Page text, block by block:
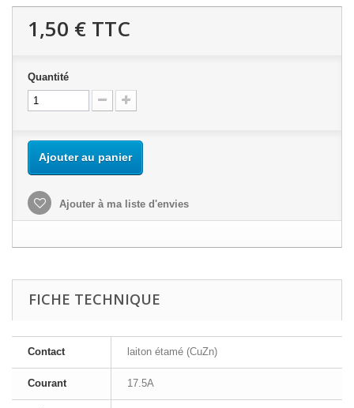
1,50 € TTC
Quantité
Ajouter au panier
Ajouter à ma liste d'envies
FICHE TECHNIQUE
Contact laiton étamé (CuZn)
Courant 17.5A